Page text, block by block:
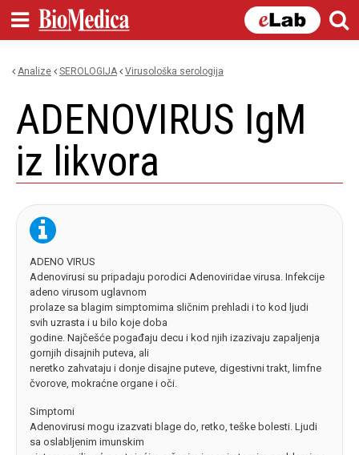
content
Analize SEROLOGIJA virusološka serologija
ADENOVIRUS IgM
iz likvora
ADENO VIRUS
Adenovirusi su pripadaju porodici Adenoviridae virusa. Infekcije
adeno virusom uglavnom
prolaze sa blagim simptomima sličnim prehladi i to kod ljudi
svih uzrasta i u bilo koje doba
godine. Najčešće pogađaju decu i kod njih izazivaju zapaljenja
gornjih disajnih puteva, ali
neretko zahvataju i donje disajne puteve, digestivni trakt, limfne
čvorove, mokraćne organe i oči.
Simptomi
Adenovirusi mogu izazvati blage do, retko, teške bolesti. Ljudi
sa oslabljenim imunskim